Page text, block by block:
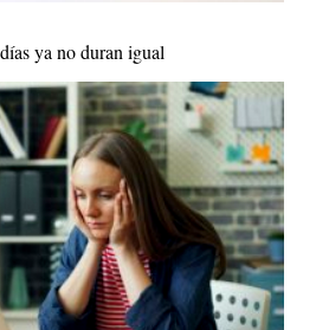
ya no duran igual